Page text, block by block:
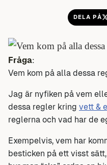
DELA PÅ
Fråga:
Vem kom på alla dessa
Jag är nyfiken på vem
dessa regler kring vett &
reglerna och vad har de
Exempelvis, vem har
besticken på ett visst